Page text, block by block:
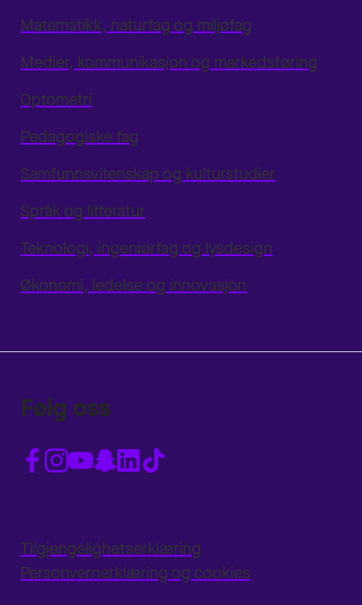
Matematikk, naturfag og miljøfag
Medier, kommunikasjon og markedsføring
Optometri
Pedagogiske fag
Samfunnsvitenskap og kulturstudier
Språk og litteratur
Teknologi, ingeniørfag og lysdesign
Økonomi, ledelse og innovasjon
Følg oss
Tilgjengelighetserklæring
Personvernerklæring og cookies